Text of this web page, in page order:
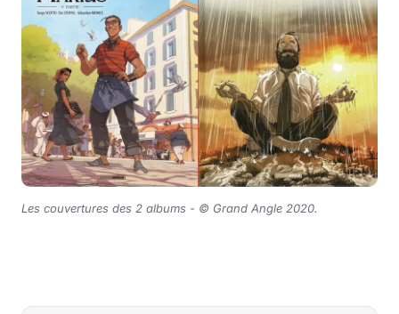
Les couvertures des 2 albums - © Grand Angle 2020.